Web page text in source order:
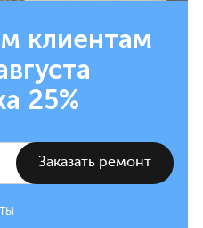
клиентам
25%